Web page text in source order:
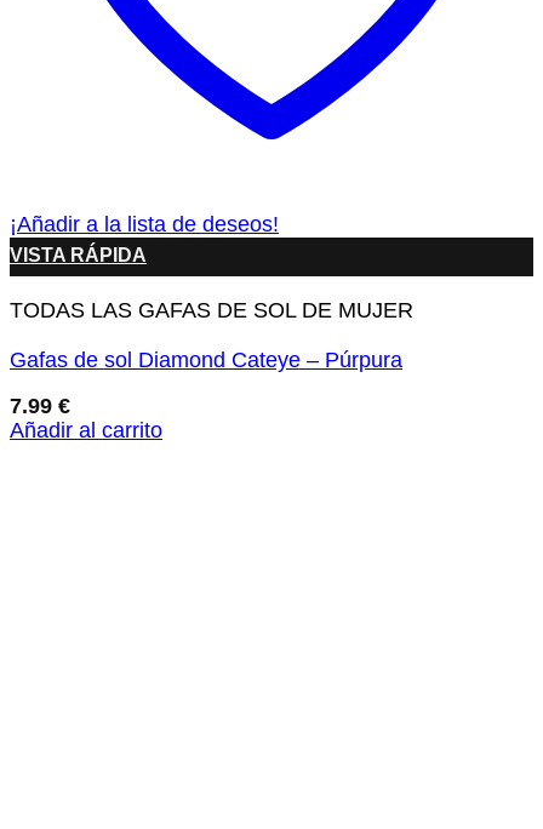
¡Añadir a la lista de deseos!
VISTA RÁPIDA
TODAS LAS GAFAS DE SOL DE MUJER
Gafas de sol Diamond Cateye – Púrpura
7.99 €
Añadir al carrito